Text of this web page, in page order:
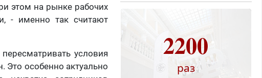
этом на рынке рабочих
- именно так считают
условия
Это особенно актуально
2200
раз